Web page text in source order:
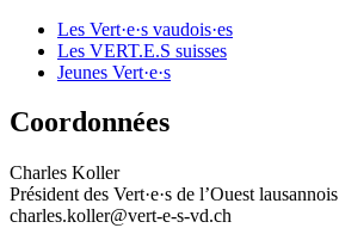
Les Vert·e·s vaudois·es
Les VERT.E.S suisses
Jeunes Vert·e·s
Coordonnées
Charles Koller
Président des Vert·e·s de l’Ouest lausannois
charles.koller@vert-e-s-vd.ch